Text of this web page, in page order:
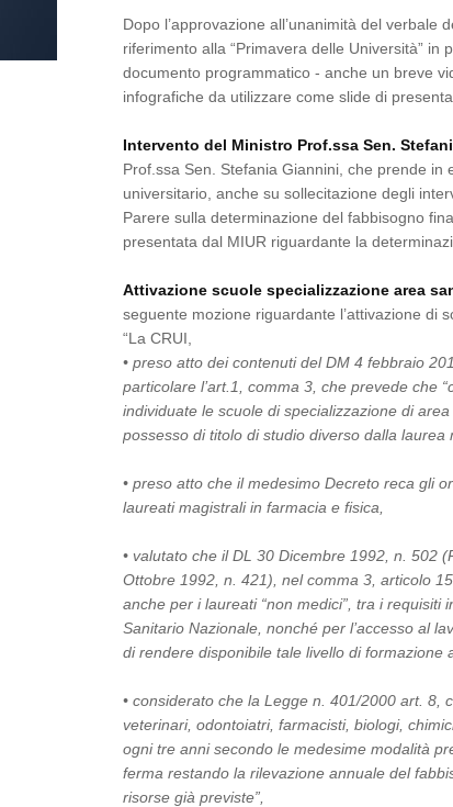
Dopo l’approvazione all’unanimità del
riferimento alla “Primavera delle Università”
documento programmatico - anche un breve
infografiche da utilizzare come slide di
Intervento del Ministro Prof.ssa Sen.
Prof.ssa Sen. Stefania Giannini, che prende
universitario, anche su sollecitazione degli
Parere sulla determinazione del fabbisogno
presentata dal MIUR riguardante la
Attivazione scuole specializzazione area
seguente mozione riguardante l’attivazione di
“La CRUI,
• preso atto dei contenuti del DM 4 febbraio
particolare l’art.1, comma 3, che prevede che
individuate le scuole di specializzazione di
possesso di titolo di studio diverso dalla laurea
• preso atto che il medesimo Decreto reca gli
laureati magistrali in farmacia e fisica,
• valutato che il DL 30 Dicembre 1992, n. 502
Ottobre 1992, n. 421), nel comma 3, articolo
anche per i laureati “non medici”, tra i
Sanitario Nazionale, nonché per l’accesso al
di rendere disponibile tale livello di formazione
• considerato che la Legge n. 401/2000 art. 8,
veterinari, odontoiatri, farmacisti, biologi,
ogni tre anni secondo le medesime modalità
ferma restando la rilevazione annuale del
risorse già previste”,